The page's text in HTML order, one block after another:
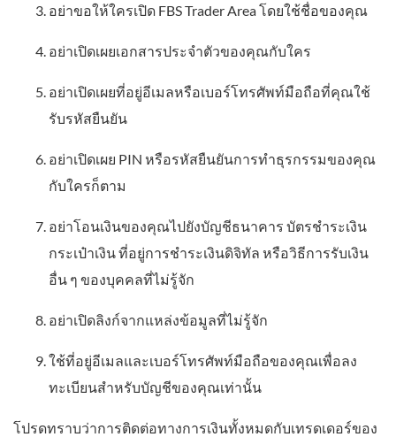
อย่าขอให้ใครเปิด FBS Trader Area โดยใช้ชื่อของคุณ
อย่าเปิดเผยเอกสารประจำตัวของคุณกับใคร
อย่าเปิดเผยที่อยู่อีเมลหรือเบอร์โทรศัพท์มือถือที่คุณใช้
รับรหัสยืนยัน
อย่าเปิดเผย PIN หรือรหัสยืนยันการทำธุรกรรมของคุณ
กับใครก็ตาม
อย่าโอนเงินของคุณไปยังบัญชีธนาคาร บัตรชำระเงิน
กระเป๋าเงิน ที่อยู่การชำระเงินดิจิทัล หรือวิธีการรับเงิน
อื่น ๆ ของบุคคลที่ไม่รู้จัก
อย่าเปิดลิงก์จากแหล่งข้อมูลที่ไม่รู้จัก
ใช้ที่อยู่อีเมลและเบอร์โทรศัพท์มือถือของคุณเพื่อลง
ทะเบียนสำหรับบัญชีของคุณเท่านั้น
โปรดทราบว่าการติดต่อทางการเงินทั้งหมดกับเทรดเดอร์ของ